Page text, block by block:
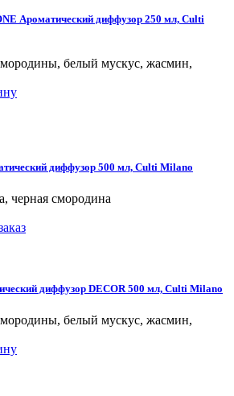
Ароматический диффузор 250 мл, Culti
белый мускус, жасмин,
диффузор 500 мл, Culti Milano
черная смородина
диффузор DECOR 500 мл, Culti Milano
белый мускус, жасмин,